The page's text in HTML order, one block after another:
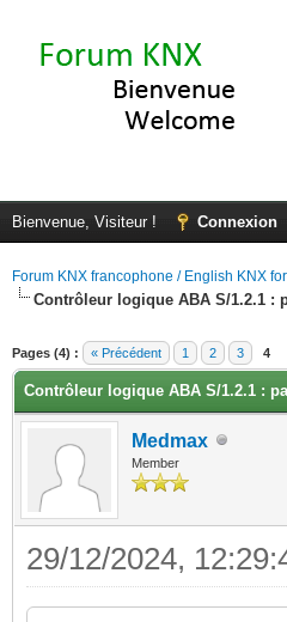
Bienvenue, Visiteur ! Connexion
Forum KNX francophone / English KNX
Contrôleur logique ABA S/1.2.1 :
Pages (4) : « Précédent 1 2 3 4
Contrôleur logique ABA S/1.2.1 :
Medmax
Member
29/12/2024,